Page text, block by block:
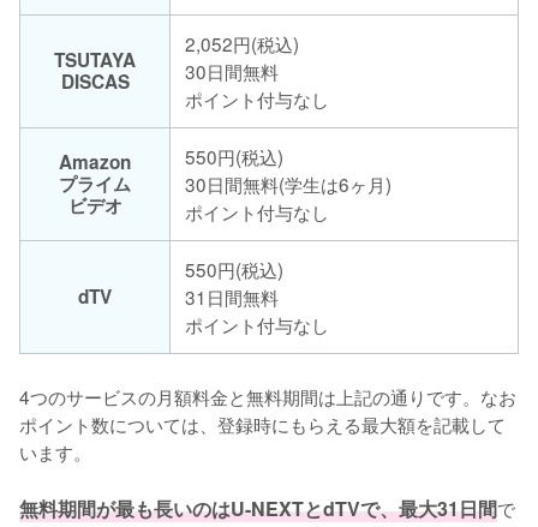
TSUTAYA
DISCAS
2,052円(税込)
30日間無料
ポイント付与なし
Amazon
プライム
ビデオ
550円(税込)
30日間無料(学生は6ヶ月)
ポイント付与なし
dTV
550円(税込)
31日間無料
ポイント付与なし
4つのサービスの月額料金と無料期間は上記の通りです。なお
ポイント数については、登録時にもらえる最大額を記載して
います。
無料期間が最も長いのはU-NEXTとdTVで、最大31日間で